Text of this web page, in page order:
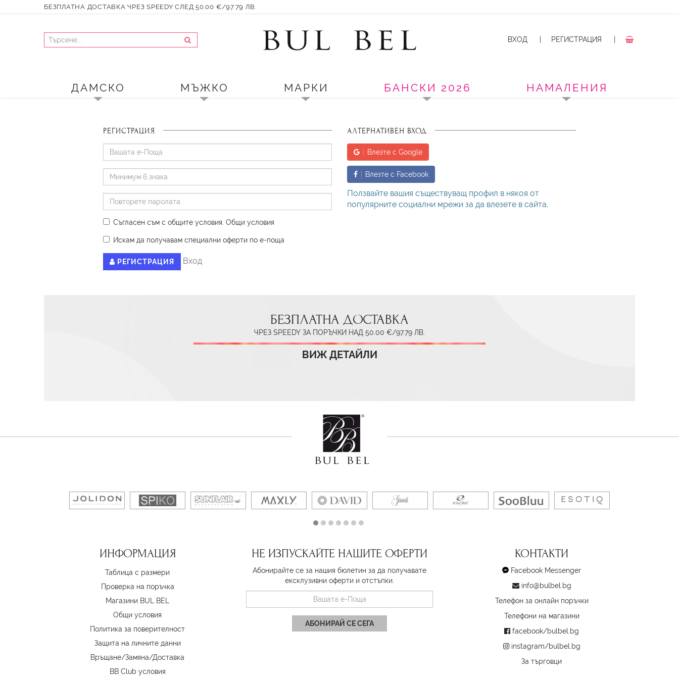
БЕЗПЛАТНА ДОСТАВКА ЧРЕЗ SPEEDY СЛЕД 50.00 €/97.79 ЛВ.
ВХОД РЕГИСТРАЦИЯ
ДАМСКО МЪЖКО МАРКИ БАНСКИ 2026 НАМАЛЕНИЯ
РЕГИСТРАЦИЯ
Съгласен съм с общите условия Oбщи условия
Искам да получавам специални оферти по е-поща
РЕГИСТРАЦИЯ Вход
АЛТЕРНАТИВЕН ВХОД
Влезте с Google
Влезте с Facebook
Ползвайте вашия съществуващ профил в някоя от
популярните социални мрежи за да влезете в сайта.
БЕЗПЛАТНА ДОСТАВКА
ЧРЕЗ SPEEDY ЗА ПОРЪЧКИ НАД 50.00 €/97.79 ЛВ.
ВИЖ ДЕТАЙЛИ
ИНФОРМАЦИЯ
Таблица с размери
Проверка на поръчка
Магазини BUL BEL
Oбщи условия
Политика за поверителност
Защита на личните данни
Връщане/Замяна/Доставка
BB Club условия
НЕ ИЗПУСКАЙТЕ НАШИТЕ ОФЕРТИ
Абонирайте се за нашия бюлетин за да получавате
ексклузивни оферти и отстъпки.
АБОНИРАЙ СЕ СЕГА
КОНТАКТИ
Facebook Messenger
info@bulbel.bg
Телефон за онлайн поръчки
Телефони на магазини
facebook/bulbel.bg
instagram/bulbel.bg
За търговци